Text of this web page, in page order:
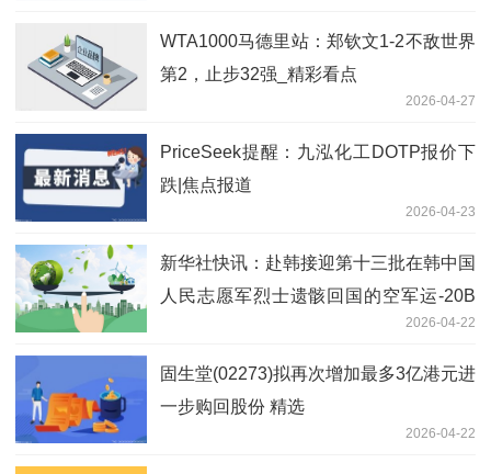
WTA1000马德里站：郑钦文1-2不敌世界
第2，止步32强_精彩看点
2026-04-27
PriceSeek提醒：九泓化工DOTP报价下
跌|焦点报道
2026-04-23
新华社快讯：赴韩接迎第十三批在韩中国
人民志愿军烈士遗骸回国的空军运-20B
已进入中国领空，4架歼-20迎接护航 前
沿资讯
2026-04-22
固生堂(02273)拟再次增加最多3亿港元进
一步购回股份 精选
2026-04-22